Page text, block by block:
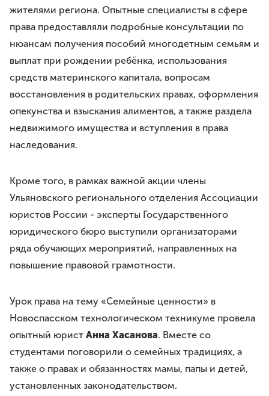
жителями региона. Опытные специалисты в сфере
права предоставляли подробные консультации по
нюансам получения пособий многодетным семьям и
выплат при рождении ребёнка, использования
средств материнского капитала, вопросам
восстановления в родительских правах, оформления
опекунства и взыскания алиментов, а также раздела
недвижимого имущества и вступления в права
наследования.
Кроме того, в рамках важной акции члены
Ульяновского регионального отделения Ассоциации
юристов России - эксперты Государственного
юридического бюро выступили организаторами
ряда обучающих мероприятий, направленных на
повышение правовой грамотности.
Урок права на тему «Семейные ценности» в
Новоспасском технологическом техникуме провела
опытный юрист Анна Хасанова. Вместе со
студентами поговорили о семейных традициях, а
также о правах и обязанностях мамы, папы и детей,
установленных законодательством.